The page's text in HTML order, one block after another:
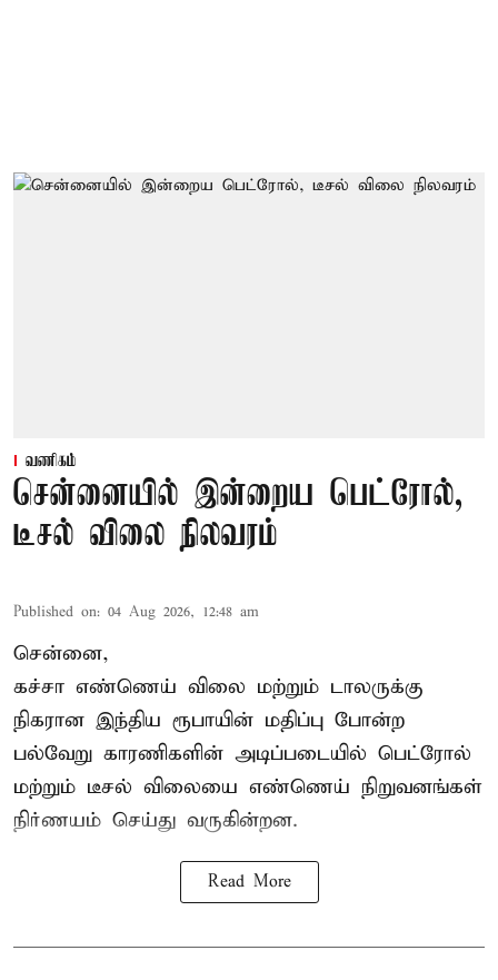
வணிகம்
சென்னையில் இன்றைய பெட்ரோல்,
டீசல் விலை நிலவரம்
Published on: 04 Aug 2026, 12:48 am
சென்னை,
கச்சா எண்ணெய் விலை மற்றும் டாலருக்கு
நிகரான இந்திய ரூபாயின் மதிப்பு போன்ற
பல்வேறு காரணிகளின் அடிப்படையில் பெட்ரோல்
மற்றும் டீசல் விலையை எண்ணெய் நிறுவனங்கள்
நிர்ணயம் செய்து வருகின்றன.
Read More